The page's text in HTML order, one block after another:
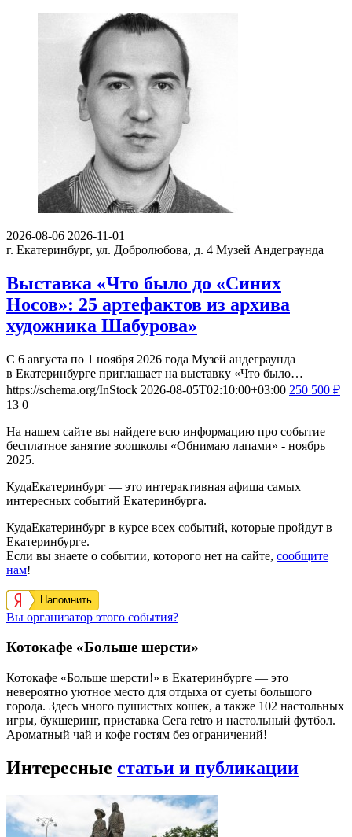
2026-08-06 2026-11-01
г. Екатеринбург, ул. Добролюбова, д. 4 Музей Андеграунда
Выставка «Что было до «Синих
Носов»: 25 артефактов из архива
художника Шабурова»
С 6 августа по 1 ноября 2026 года Музей андеграунда
в Екатеринбурге приглашает на выставку «Что было…
https://schema.org/InStock 2026-08-05T02:10:00+03:00 250 500 ₽
13 0
На нашем сайте вы найдете всю информацию про событие
бесплатное занятие зоошколы «Обнимаю лапами» - ноябрь
2025.
КудаЕкатеринбург — это интерактивная афиша самых
интересных событий Екатеринбурга.
КудаЕкатеринбург в курсе всех событий, которые пройдут в
Екатеринбурге.
Если вы знаете о событии, которого нет на сайте, сообщите
нам!
Напомнить
Вы организатор этого события?
Котокафе «Больше шерсти»
Котокафе «Больше шерсти!» в Екатеринбурге — это
невероятно уютное место для отдыха от суеты большого
города. Здесь много пушистых кошек, а также 102 настольных
игры, букшеринг, приставка Сега retro и настольный футбол.
Ароматный чай и кофе гостям без ограничений!
Интересные статьи и публикации